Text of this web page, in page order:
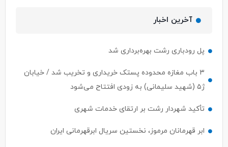
آخرین اخبار
پل رودباری رشت بهره‌برداری شد
۳ باب مغازه محدوده پستک خریداری و تخریب شد / خیابان
ژ۵ (شهید سلیمانی) به زودی افتتاح می‌شود
تأکید شهردار رشت بر ارتقای خدمات شهری
ابر قهرمانان مرموز، نخستین سریال ابرقهرمانی ایران